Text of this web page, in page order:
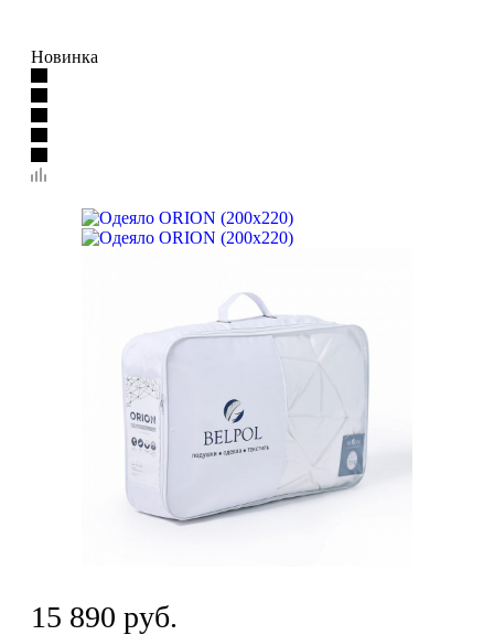
Новинка
15 890 руб.